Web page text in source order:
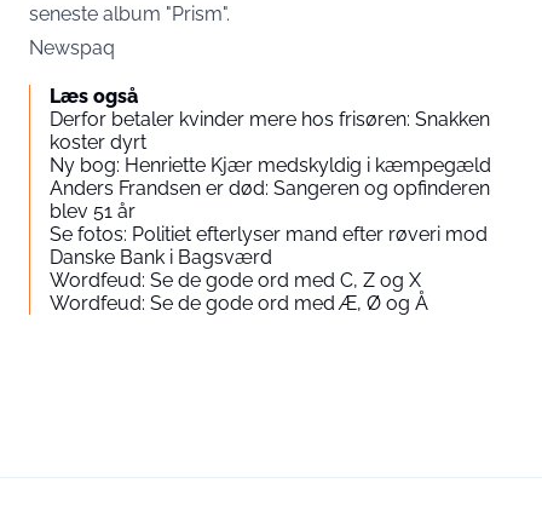
seneste album "Prism".
Newspaq
Læs også
Derfor betaler kvinder mere hos frisøren: Snakken
koster dyrt
Ny bog: Henriette Kjær medskyldig i kæmpegæld
Anders Frandsen er død: Sangeren og opfinderen
blev 51 år
Se fotos: Politiet efterlyser mand efter røveri mod
Danske Bank i Bagsværd
Wordfeud: Se de gode ord med C, Z og X
Wordfeud: Se de gode ord med Æ, Ø og Å